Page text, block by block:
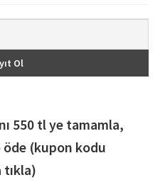
550 tl ye tamamla,
(kupon kodu
kullana tıkla)